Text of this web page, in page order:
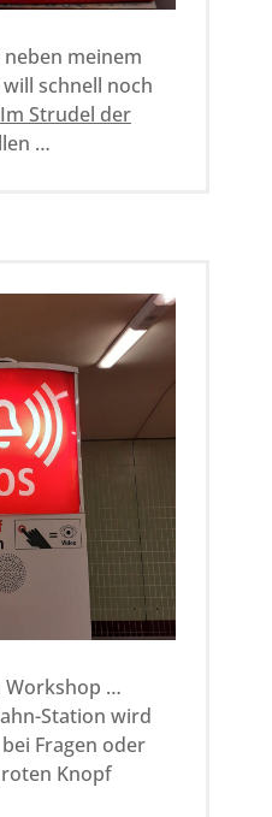
meinem
schnell noch
Im Strudel der
…
Workshop …
Station wird
Fragen oder
Knopf